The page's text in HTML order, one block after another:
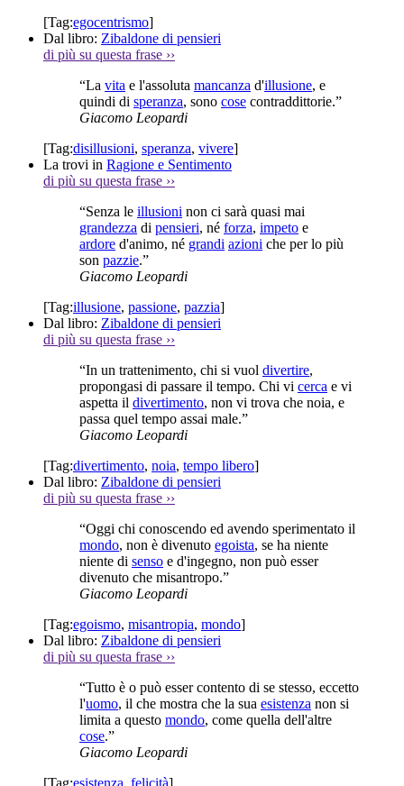
[Tag:egocentrismo]
Dal libro: Zibaldone di pensieri
di più su questa frase ››
“La vita e l'assoluta mancanza d'illusione, e
quindi di speranza, sono cose contraddittorie.”
Giacomo Leopardi
[Tag:disillusioni, speranza, vivere]
La trovi in Ragione e Sentimento
di più su questa frase ››
“Senza le illusioni non ci sarà quasi mai
grandezza di pensieri, né forza, impeto e
ardore d'animo, né grandi azioni che per lo più
son pazzie.”
Giacomo Leopardi
[Tag:illusione, passione, pazzia]
Dal libro: Zibaldone di pensieri
di più su questa frase ››
“In un trattenimento, chi si vuol divertire,
propongasi di passare il tempo. Chi vi cerca e vi
aspetta il divertimento, non vi trova che noia, e
passa quel tempo assai male.”
Giacomo Leopardi
[Tag:divertimento, noia, tempo libero]
Dal libro: Zibaldone di pensieri
di più su questa frase ››
“Oggi chi conoscendo ed avendo sperimentato il
mondo, non è divenuto egoista, se ha niente
niente di senso e d'ingegno, non può esser
divenuto che misantropo.”
Giacomo Leopardi
[Tag:egoismo, misantropia, mondo]
Dal libro: Zibaldone di pensieri
di più su questa frase ››
“Tutto è o può esser contento di se stesso, eccetto
l'uomo, il che mostra che la sua esistenza non si
limita a questo mondo, come quella dell'altre
cose.”
Giacomo Leopardi
[Tag:esistenza, felicità]